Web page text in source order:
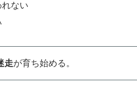
ない
走が育ち始める。